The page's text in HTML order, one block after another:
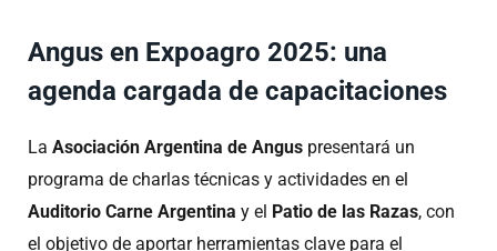
Angus en Expoagro 2025: una
agenda cargada de capacitaciones
La Asociación Argentina de Angus presentará un
programa de charlas técnicas y actividades en el
Auditorio Carne Argentina y el Patio de las Razas, con
el objetivo de aportar herramientas clave para el